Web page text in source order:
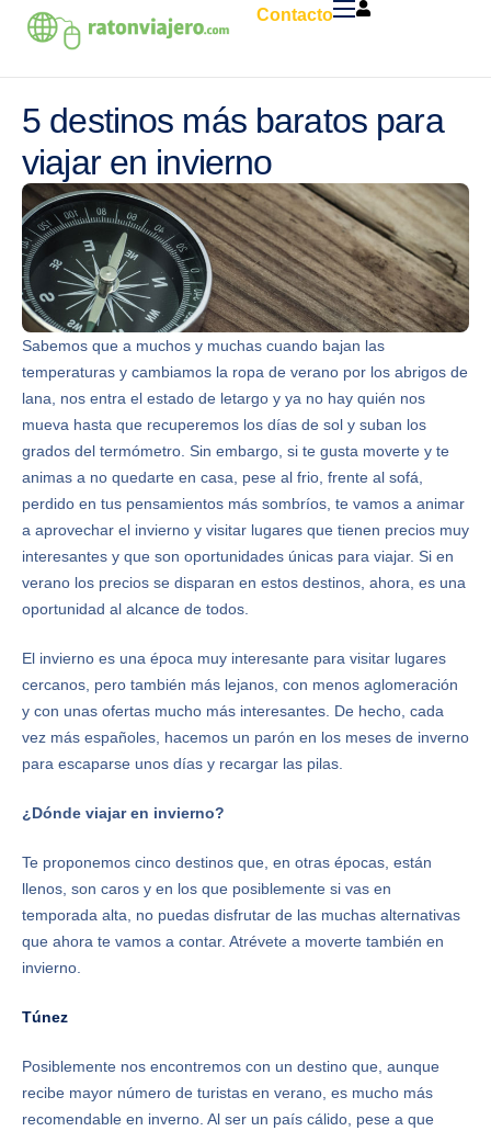
Contacto
Hoteles
Circuitos
Caribe
5 destinos más baratos para
viajar en invierno
Sabemos que a muchos y muchas cuando bajan las
temperaturas y cambiamos la ropa de verano por los abrigos de
lana, nos entra el estado de letargo y ya no hay quién nos
mueva hasta que recuperemos los días de sol y suban los
grados del termómetro. Sin embargo, si te gusta moverte y te
animas a no quedarte en casa, pese al frio, frente al sofá,
perdido en tus pensamientos más sombríos, te vamos a animar
a aprovechar el invierno y visitar lugares que tienen precios muy
interesantes y que son oportunidades únicas para viajar. Si en
verano los precios se disparan en estos destinos, ahora, es una
oportunidad al alcance de todos.
El invierno es una época muy interesante para visitar lugares
cercanos, pero también más lejanos, con menos aglomeración
y con unas ofertas mucho más interesantes. De hecho, cada
vez más españoles, hacemos un parón en los meses de inverno
para escaparse unos días y recargar las pilas.
¿Dónde viajar en invierno?
Te proponemos cinco destinos que, en otras épocas, están
llenos, son caros y en los que posiblemente si vas en
temporada alta, no puedas disfrutar de las muchas alternativas
que ahora te vamos a contar. Atrévete a moverte también en
invierno.
Túnez
Posiblemente nos encontremos con un destino que, aunque
recibe mayor número de turistas en verano, es mucho más
recomendable en inverno. Al ser un país cálido, pese a que